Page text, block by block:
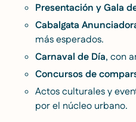
Presentación y Gala
Cabalgata
más esperados.
Carnaval de Día, con
Concursos de
Actos culturales y
por el núcleo urbano.